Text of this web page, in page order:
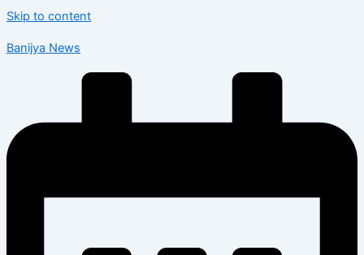
Skip to content
Banijya News